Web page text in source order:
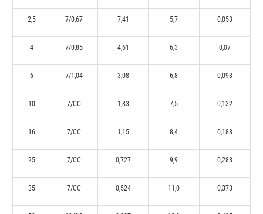
2,5 7/0,67 7,41 5,7 0,053
4 7/0,85 4,61 6,3 0,07
6 7/1,04 3,08 6,8 0,093
10 7/CC 1,83 7,5 0,132
16 7/CC 1,15 8,4 0,188
25 7/CC 0,727 9,9 0,283
35 7/CC 0,524 11,0 0,373